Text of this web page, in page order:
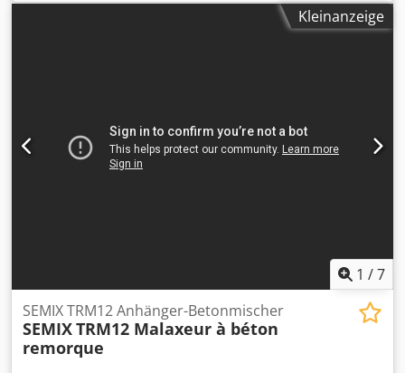
Mischen von hochwertigen homogenisierten Mischungen
und Produktionen von 0,5 m3 bis 2 m3. Er eignet sich
des Mischers kW : 90 Getriebe = BONFIGLIOLI oder
gleichwertige Marke Dwsdpfxjzar Irj Ahhoa Seitliche
Körper-Verschleißplatten 10mm ST52 Boden-
Kleinanzeige
1 /7
SEMIX TRM12 Anhänger-Betonmischer
SEMIXTRM12 Malaxeur à béton
remorque